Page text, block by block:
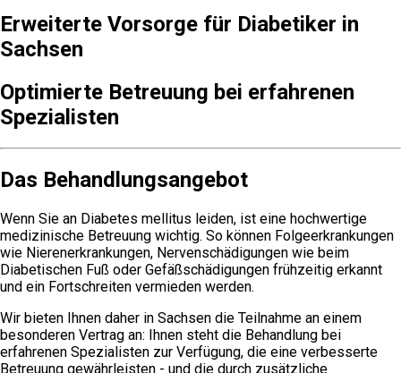
Erweiterte Vorsorge für Diabetiker in
Sachsen
Optimierte Betreuung bei erfahrenen
Spezialisten
Das Behandlungsangebot
Wenn Sie an Diabetes mellitus leiden, ist eine hochwertige
medizinische Betreuung wichtig. So können Folgeerkrankungen
wie Nierenerkrankungen, Nervenschädigungen wie beim
Diabetischen Fuß oder Gefäßschädigungen frühzeitig erkannt
und ein Fortschreiten vermieden werden.
Wir bieten Ihnen daher in Sachsen die Teilnahme an einem
besonderen Vertrag an: Ihnen steht die Behandlung bei
erfahrenen Spezialisten zur Verfügung, die eine verbesserte
Betreuung gewährleisten - und die durch zusätzliche